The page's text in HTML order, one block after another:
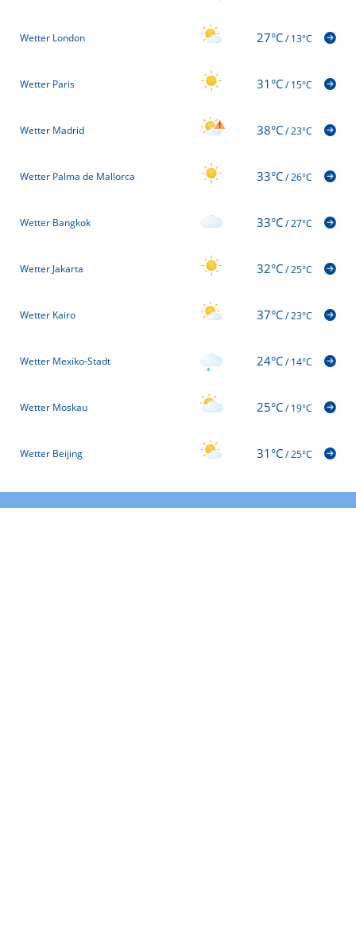
Wetter London 27°C/13°C
Wetter Paris 31°C/15°C
Wetter Madrid 38°C/23°C
Wetter Palma de Mallorca 33°C/26°C
Wetter Bangkok 33°C/27°C
Wetter Jakarta 32°C/25°C
Wetter Kairo 37°C/23°C
Wetter Mexiko-Stadt 24°C/14°C
Wetter Moskau 25°C/19°C
Wetter Beijing 31°C/25°C